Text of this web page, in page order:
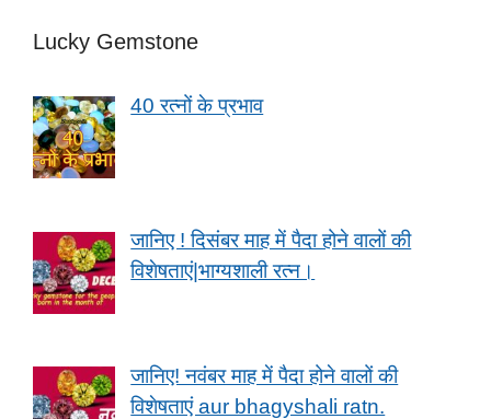
Lucky Gemstone
40 रत्नों के प्रभाव
जानिए ! दिसंबर माह में पैदा होने वालों की
विशेषताएं|भाग्यशाली रत्न।
जानिए! नवंबर माह में पैदा होने वालों की
विशेषताएं aur bhagyshali ratn.